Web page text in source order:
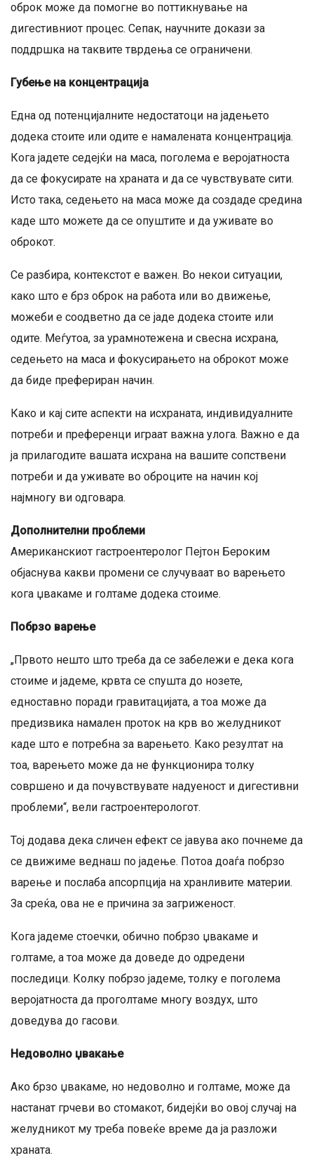
оброк може да помогне во поттикнување на
дигестивниот процес. Сепак, научните докази за
поддршка на таквите тврдења се ограничени.
Губење на концентрација
Една од потенцијалните недостатоци на јадењето
додека стоите или одите е намалената концентрација.
Кога јадете седејќи на маса, поголема е веројатноста
да се фокусирате на храната и да се чувствувате сити.
Исто така, седењето на маса може да создаде средина
каде што можете да се опуштите и да уживате во
оброкот.
Се разбира, контекстот е важен. Во некои ситуации,
како што е брз оброк на работа или во движење,
можеби е соодветно да се јаде додека стоите или
одите. Меѓутоа, за урамнотежена и свесна исхрана,
седењето на маса и фокусирањето на оброкот може
да биде префериран начин.
Како и кај сите аспекти на исхраната, индивидуалните
потреби и преференци играат важна улога. Важно е да
ја прилагодите вашата исхрана на вашите сопствени
потреби и да уживате во оброците на начин кој
најмногу ви одговара.
Дополнителни проблеми
Американскиот гастроентеролог Пејтон Бероким
објаснува какви промени се случуваат во варењето
кога џвакаме и голтаме додека стоиме.
Побрзо варење
„Првото нешто што треба да се забележи е дека кога
стоиме и јадеме, крвта се спушта до нозете,
едноставно поради гравитацијата, а тоа може да
предизвика намален проток на крв во желудникот
каде што е потребна за варењето. Како резултат на
тоа, варењето може да не функционира толку
совршено и да почувствувате надуеност и дигестивни
проблеми“, вели гастроентерологот.
Тој додава дека сличен ефект се јавува ако почнеме да
се движиме веднаш по јадење. Потоа доаѓа побрзо
варење и послаба апсорпција на хранливите материи.
За среќа, ова не е причина за загриженост.
Кога јадеме стоечки, обично побрзо џвакаме и
голтаме, а тоа може да доведе до одредени
последици. Колку побрзо јадеме, толку е поголема
веројатноста да проголтаме многу воздух, што
доведува до гасови.
Недоволно џвакање
Ако брзо џвакаме, но недоволно и голтаме, може да
настанат грчеви во стомакот, бидејќи во овој случај на
желудникот му треба повеќе време да ја разложи
храната.